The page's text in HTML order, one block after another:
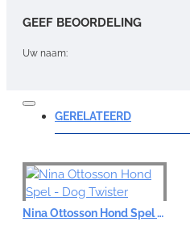
GEEF BEOORDELING
Uw naam:
Opmerking:
Note:HTML-code wordt niet
GERELATEERD
Nina Ottosson Hond Spel - Dog Twister